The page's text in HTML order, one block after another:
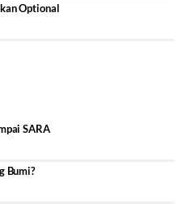
Optional
SARA
Bumi?